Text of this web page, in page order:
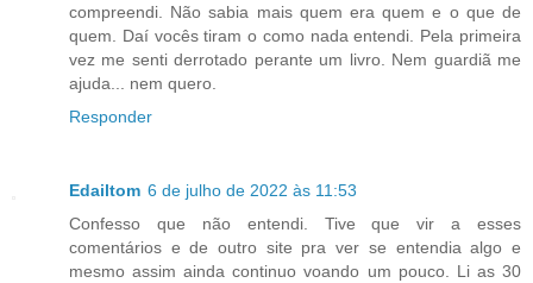
compreendi. Não sabia mais quem era quem e o que de
quem. Daí vocês tiram o como nada entendi. Pela primeira
vez me senti derrotado perante um livro. Nem guardiã me
ajuda... nem quero.
Responder
Edailtom 6 de julho de 2022 às 11:53
Confesso que não entendi. Tive que vir a esses
comentários e de outro site pra ver se entendia algo e
mesmo assim ainda continuo voando um pouco. Li as 30